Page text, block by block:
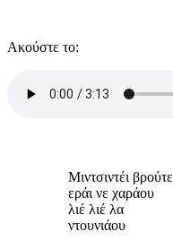
Ακούστε το:
Μιντσιντέι βρούτε
εράι νε χαράου
λιέ λιέ λα
ντουνιάου